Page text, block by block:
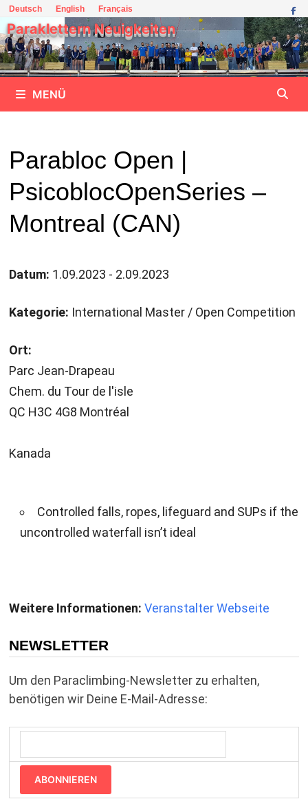
Zum
Inhalt
springen
Deutsch English Français
Paraklettern Neuigkeiten
MENÜ
Parabloc Open |
PsicoblocOpenSeries –
Montreal (CAN)
Datum: 1.09.2023 - 2.09.2023
Kategorie: International Master / Open Competition
Ort:
Parc Jean-Drapeau
Chem. du Tour de l'isle
QC H3C 4G8 Montréal
Kanada
Controlled falls, ropes, lifeguard and SUPs if the
uncontrolled waterfall isn’t ideal
Weitere Informationen: Veranstalter Webseite
NEWSLETTER
Um den Paraclimbing-Newsletter zu erhalten,
benötigen wir Deine E-Mail-Adresse:
ABONNIEREN